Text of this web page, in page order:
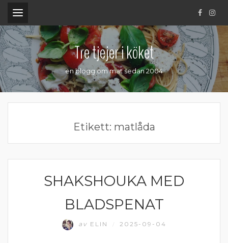
.
Tre tjejer i köket
en blogg om mat sedan 2004
Etikett: matlåda
VEGETARISK MIDDAG
SHAKSHOUKA MED
BLADSPENAT
av ELIN 2025-09-04